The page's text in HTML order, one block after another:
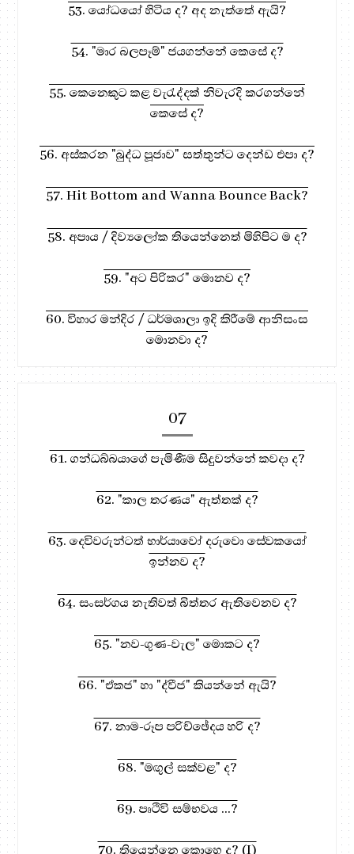
53. යෝධයෝ හිටිය ද? අද නැත්තේ ඇයි?
54. "මාර බලපෑම්" ජයගන්නේ කෙසේ ද?
55. කෙනෙකුට කළ වැරැද්දක් නිවැරදි කරගන්නේ
කෙසේ ද?
56. අස්කරන "බුද්ධ පූජාව" සත්තුන්ට දෙන්ඩ එපා ද?
57. Hit Bottom and Wanna Bounce Back?
58. අපාය / දිව්‍යලෝක තියෙන්නෙත් මිහිපිට ම ද?
59. "අට පිරිකර" මොනව ද?
60. විහාර මන්දිර / ධර්මශාලා ඉදි කිරීමේ ආනිසංස
මොනවා ද?
07
61. ගන්ධබ්බයාගේ පැමිණීම සිදුවන්නේ කවදා ද?
62. "කාල තරණය" ඇත්තක් ද?
63. දෙවිවරුන්ටත් භාර්යාවෝ දරුවො සේවකයෝ
ඉන්නව ද?
64. සංසර්ගය නැතිවත් බිත්තර ඇතිවෙනව ද?
65. "නව-ගුණ-වැල" මොකට ද?
66. "ඒකජ" හා "ද්වීජ" කියන්නේ ඇයි?
67. නාම-රූප පරිච්ඡේදය හරි ද?
68. "මඟුල් සක්වළ" ද?
69. පෘථිවි සම්භවය ...?
70. තියෙන්නෙ කොහෙ ද? (I)